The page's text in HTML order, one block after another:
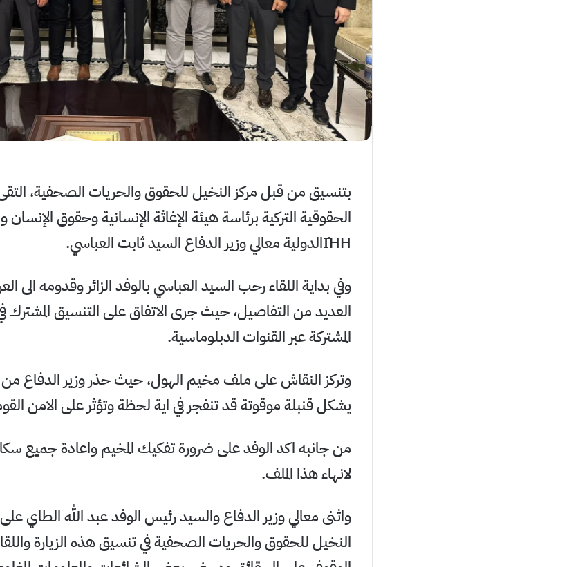
بتنسيق من قبل مركز النخيل للحقوق والحريات الصحفية،
الحقوقية التركية برئاسة هيئة الإغاثة الإنسانية وحقوق الإنسان
İHHالدولية معالي وزير الدفاع السيد ثابت العباسي.
وفي بداية اللقاء رحب السيد العباسي بالوفد الزائر وقدومه الى
العديد من التفاصيل، حيث جرى الاتفاق على التنسيق المشترك في
المشتركة عبر القنوات الدبلوماسية.
وتركز النقاش على ملف مخيم الهول، حيث حذر وزير الدفاع
يشكل قنبلة موقوتة قد تنفجر في اية لحظة وتؤثر على الامن
من جانبه اكد الوفد على ضرورة تفكيك المخيم واعادة جميع
لانهاء هذا الملف.
واثنى معالي وزير الدفاع والسيد رئيس الوفد عبد الله الطاي
النخيل للحقوق والحريات الصحفية في تنسيق هذه الزيارة